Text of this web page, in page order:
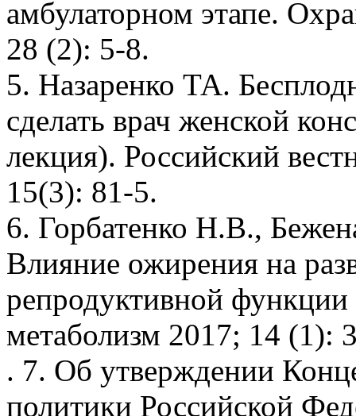
амбулаторном этапе.
28 (2): 5-8.
5. Назаренко ТА.
сделать врач женской
лекция). Российский
15(3): 81-5.
6. Горбатенко H.B.,
Влияние ожирения на
репродуктивной
метаболизм 2017; 14 (1):
. 7. Об утверждении
политики Российской